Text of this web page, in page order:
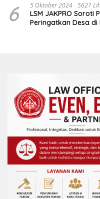
6 5 Oktober 2024 5621
LSM JAKPRO Soroti
Peringatkan Desa